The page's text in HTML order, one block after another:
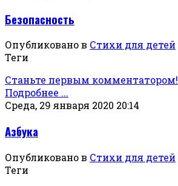
Безопасность
Опубликовано в Стихи для детей
Теги
Станьте первым комментатором!
Подробнее ...
Среда, 29 января 2020 20:14
Азбука
Опубликовано в Стихи для детей
Теги